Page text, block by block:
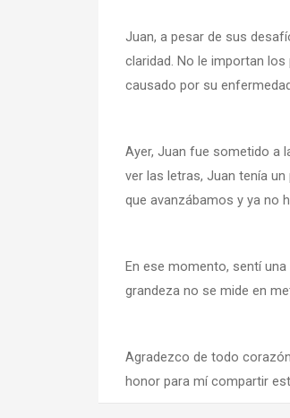
Juan, a pesar de sus
claridad. No le importan
causado por su
Ayer, Juan fue sometido a
ver las letras, Juan tenía
que avanzábamos y ya no
En ese momento, sentí
grandeza no se mide en
Agradezco de todo
honor para mí compartir